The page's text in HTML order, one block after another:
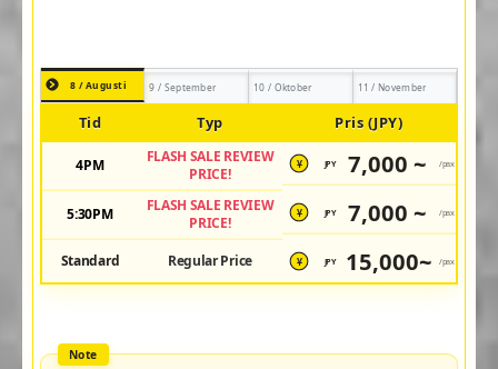
8 / Augusti 9 / September 10 / Oktober 11 / November
Tid Typ Pris (JPY)
4PM
FLASH SALE REVIEW
PRICE!
¥ JPY 7,000 ~ /pax
5:30PM
FLASH SALE REVIEW
PRICE!
¥ JPY 7,000 ~ /pax
Standard Regular Price ¥ JPY 15,000~ /pax